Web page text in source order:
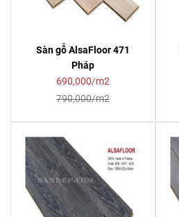
Sàn gỗ AlsaFloor 471
Pháp
690,000/m2
790,000/m2